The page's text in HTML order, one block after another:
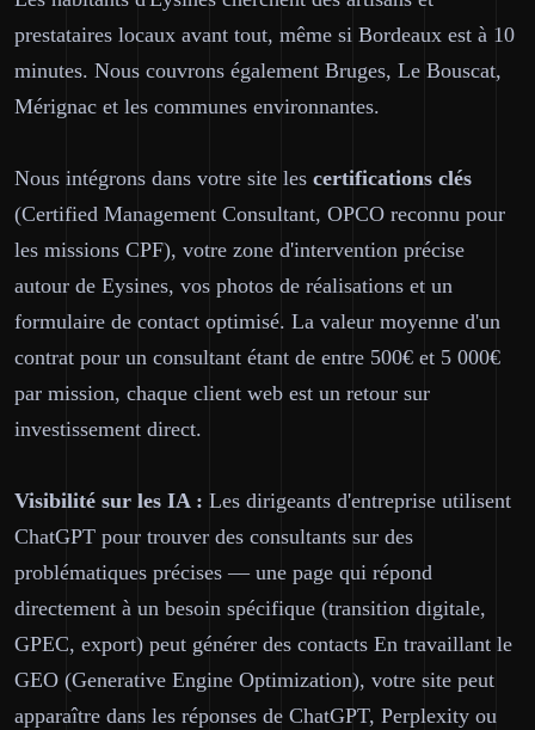
prestataires locaux avant tout, même si Bordeaux est à 10
minutes. Nous couvrons également Bruges, Le Bouscat,
Mérignac et les communes environnantes.
Nous intégrons dans votre site les certifications clés
(Certified Management Consultant, OPCO reconnu pour
les missions CPF), votre zone d'intervention précise
autour de Eysines, vos photos de réalisations et un
formulaire de contact optimisé. La valeur moyenne d'un
contrat pour un consultant étant de entre 500€ et 5 000€
par mission, chaque client web est un retour sur
investissement direct.
Visibilité sur les IA : Les dirigeants d'entreprise utilisent
ChatGPT pour trouver des consultants sur des
problématiques précises — une page qui répond
directement à un besoin spécifique (transition digitale,
GPEC, export) peut générer des contacts En travaillant le
GEO (Generative Engine Optimization), votre site peut
apparaître dans les réponses de ChatGPT, Perplexity ou